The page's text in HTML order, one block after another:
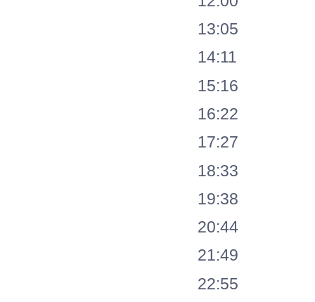
13:05
14:11
15:16
16:22
17:27
18:33
19:38
20:44
21:49
22:55